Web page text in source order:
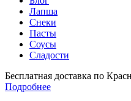
Лапша
Снеки
Пасты
Соусы
Сладости
Бесплатная доставка по
Подробнее